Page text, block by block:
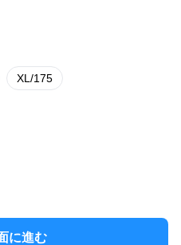
XL/175
に進む